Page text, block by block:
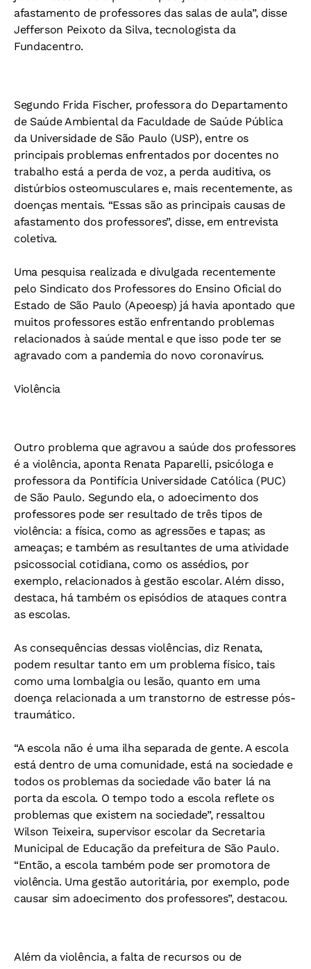
afastamento de professores das salas de aula”, disse
Jefferson Peixoto da Silva, tecnologista da
Fundacentro.
Segundo Frida Fischer, professora do Departamento
de Saúde Ambiental da Faculdade de Saúde Pública
da Universidade de São Paulo (USP), entre os
principais problemas enfrentados por docentes no
trabalho está a perda de voz, a perda auditiva, os
distúrbios osteomusculares e, mais recentemente, as
doenças mentais. “Essas são as principais causas de
afastamento dos professores”, disse, em entrevista
coletiva.
Uma pesquisa realizada e divulgada recentemente
pelo Sindicato dos Professores do Ensino Oficial do
Estado de São Paulo (Apeoesp) já havia apontado que
muitos professores estão enfrentando problemas
relacionados à saúde mental e que isso pode ter se
agravado com a pandemia do novo coronavírus.
Violência
Outro problema que agravou a saúde dos professores
é a violência, aponta Renata Paparelli, psicóloga e
professora da Pontifícia Universidade Católica (PUC)
de São Paulo. Segundo ela, o adoecimento dos
professores pode ser resultado de três tipos de
violência: a física, como as agressões e tapas; as
ameaças; e também as resultantes de uma atividade
psicossocial cotidiana, como os assédios, por
exemplo, relacionados à gestão escolar. Além disso,
destaca, há também os episódios de ataques contra
as escolas.
As consequências dessas violências, diz Renata,
podem resultar tanto em um problema físico, tais
como uma lombalgia ou lesão, quanto em uma
doença relacionada a um transtorno de estresse pós-
traumático.
“A escola não é uma ilha separada de gente. A escola
está dentro de uma comunidade, está na sociedade e
todos os problemas da sociedade vão bater lá na
porta da escola. O tempo todo a escola reflete os
problemas que existem na sociedade”, ressaltou
Wilson Teixeira, supervisor escolar da Secretaria
Municipal de Educação da prefeitura de São Paulo.
“Então, a escola também pode ser promotora de
violência. Uma gestão autoritária, por exemplo, pode
causar sim adoecimento dos professores”, destacou.
Além da violência, a falta de recursos ou de